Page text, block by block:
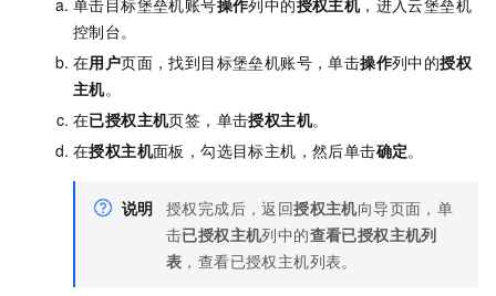
单击目标堡垒机账号操作列中的授权主机，进入云堡垒机
控制台。
在用户页面，找到目标堡垒机账号，单击操作列中的授权
主机。
在已授权主机页签，单击授权主机。
在授权主机面板，勾选目标主机，然后单击确定。
说明 授权完成后，返回授权主机向导页面，单
击已授权主机列中的查看已授权主机列
表 ，查看已授权主机列表。